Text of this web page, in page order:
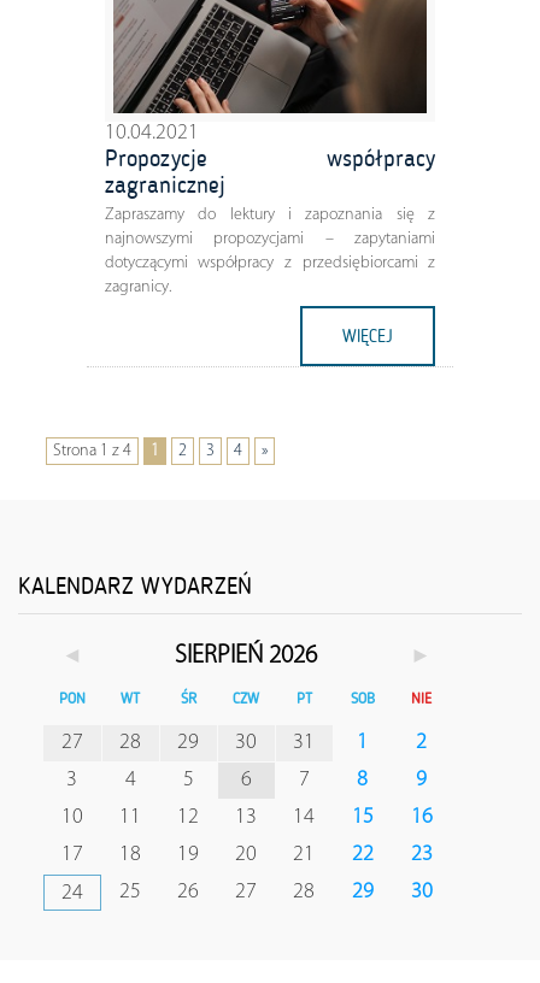
10.04.2021
Propozycje współpracy
zagranicznej
Zapraszamy do lektury i zapoznania się z
najnowszymi propozycjami – zapytaniami
dotyczącymi współpracy z przedsiębiorcami z
zagranicy.
WIĘCEJ
Strona 1 z 4 1 2 3 4 »
KALENDARZ WYDARZEŃ
◄ SIERPIEŃ 2026 ►
PON WT ŚR CZW PT SOB NIE
27 28 29 30 31 1
2
3
4 5 6 7 8
9
10
11 12 13 14 15
16
17
18 19 20 21 22
23
24
25 26 27 28 29 30